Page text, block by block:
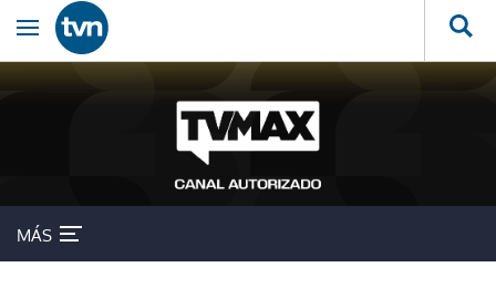
Obrir navegació
MÁS